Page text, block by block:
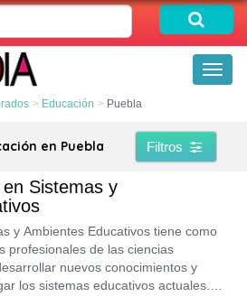
Educación Puebla
en Puebla Filtros
Sistemas y
y Ambientes Educativos tiene como
profesionales de las ciencias
nuevos conocimientos y
los sistemas educativos actuales.